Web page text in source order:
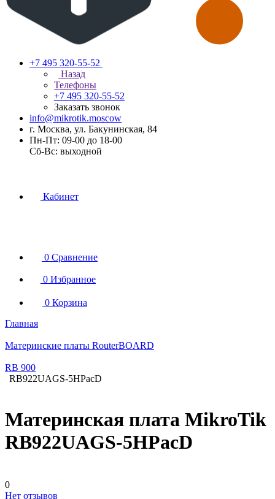
+7 495 320-55-52
Назад
Телефоны
+7 495 320-55-52
Заказать звонок
info@mikrotik.moscow
г. Москва, ул. Бакунинская, 84
Пн-Пт: 09-00 до 18-00
Сб-Вс: выходной
Кабинет
0 Сравнение
0 Избранное
0 Корзина
Главная
Материнские платы RouterBOARD
RB 900
RB922UAGS-5HPacD
Материнская плата MikroTik
RB922UAGS-5HPacD
0
Нет отзывов